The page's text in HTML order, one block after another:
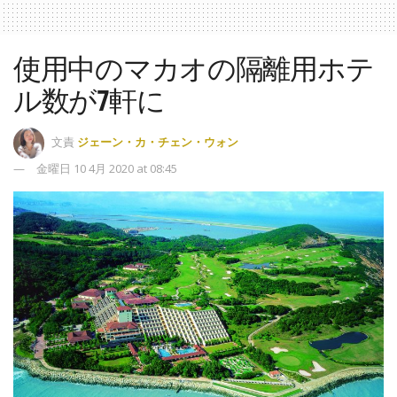
使用中のマカオの隔離用ホテ
ル数が7軒に
文責 ジェーン・カ・チェン・ウォン
金曜日 10 4月 2020 at 08:45